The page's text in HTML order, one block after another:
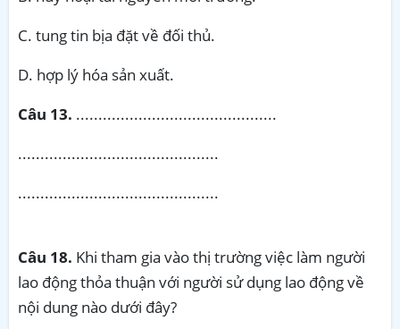
C. tung tin bịa đặt về đối thủ.
D. hợp lý hóa sản xuất.
Câu 13. .............................................
.............................................
.............................................
Câu 18. Khi tham gia vào thị trường việc làm người
lao động thỏa thuận với người sử dụng lao động về
nội dung nào dưới đây?